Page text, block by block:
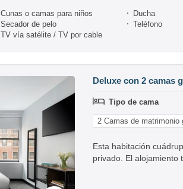
Cunas o camas para niños Ducha
Secador de pelo Teléfono
TV vía satélite / TV por cable
Deluxe con 2 camas
Tipo de cama
2 Camas de matrimonio
Esta habitación
privado. El alojamiento